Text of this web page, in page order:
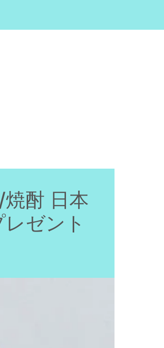
酎 日本
ゼント